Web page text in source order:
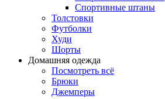
Спортивные штаны
Толстовки
Футболки
Худи
Шорты
Домашняя одежда
Посмотреть всё
Брюки
Джемперы